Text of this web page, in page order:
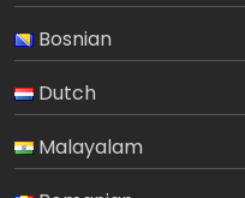
Bosnian
Dutch
Malayalam